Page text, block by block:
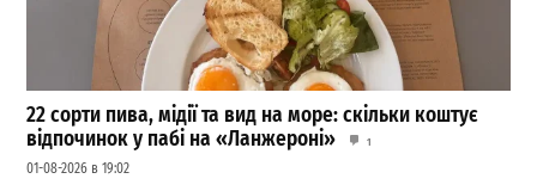
22 сорти пива, мідії та вид на море: скільки коштує
відпочинок у пабі на «Ланжероні»
1
01-08-2026 в 19:02